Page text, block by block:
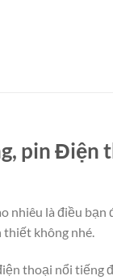
pin Điện
nhiêu là điều
thiết không nhé.
thoại nổi tiếng